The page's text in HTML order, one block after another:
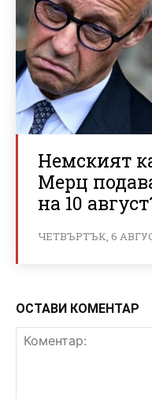
Немският
Мерц
на 10
ЧЕТВЪРТЪК, 6
ОСТАВИ КОМЕНТАР